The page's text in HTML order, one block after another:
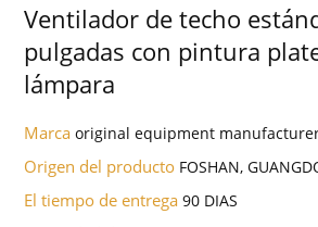
Ventilador de techo
pulgadas con pintura
lámpara
Marcaoriginal equipment
Origen del producto FOSHAN,
El tiempo de entrega90 DIAS